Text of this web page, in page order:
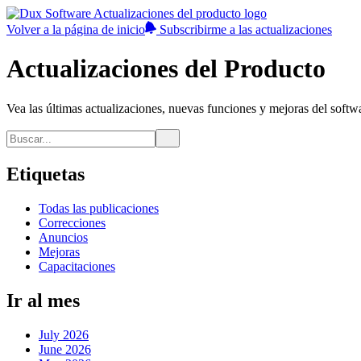
Volver a la página de inicio Subscribirme a las actualizaciones
Actualizaciones del Producto
Vea las últimas actualizaciones, nuevas funciones y mejoras del
Etiquetas
Todas las publicaciones
Correcciones
Anuncios
Mejoras
Capacitaciones
Ir al mes
July 2026
June 2026